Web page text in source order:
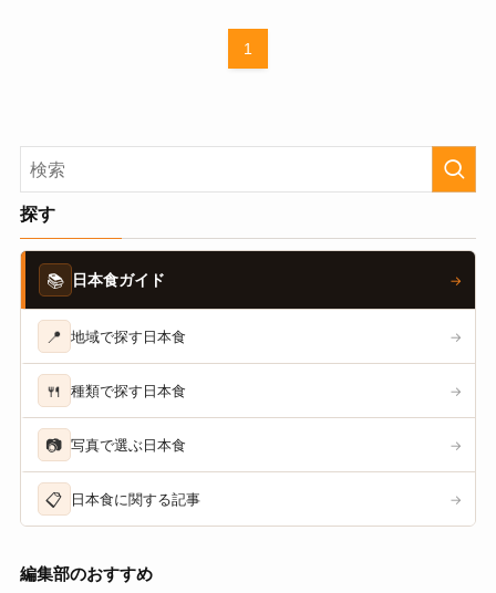
1
探す
📚 日本食ガイド →
📍 地域で探す日本食 →
🍴 種類で探す日本食 →
📷 写真で選ぶ日本食 →
📋 日本食に関する記事 →
編集部のおすすめ